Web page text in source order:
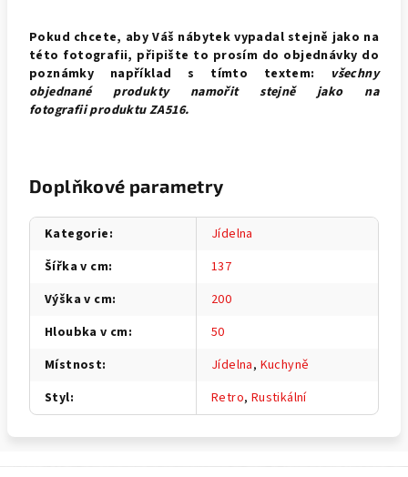
Pokud chcete, aby Váš nábytek vypadal stejně jako na
této fotografii, připište to prosím do objednávky do
poznámky například s tímto textem: všechny
objednané produkty namořit stejně jako na
fotografii produktu ZA516.
Doplňkové parametry
Kategorie:
Jídelna
Šířka v cm:
137
Výška v cm:
200
Hloubka v cm:
50
Místnost: Jídelna, Kuchyně
Styl: Retro, Rustikální